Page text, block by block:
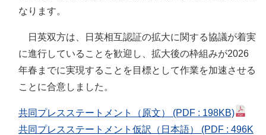
なります。
日英双方は、日英相互認証の拡大に関する協議が着実
に進行していることを歓迎し、拡大後の枠組みが2026
年春までに実現することを目標として作業を加速させる
ことに合意しました。
共同プレスステートメント（原文） (PDF : 198KB)
共同プレスステートメント仮訳（日本語） (PDF : 496K